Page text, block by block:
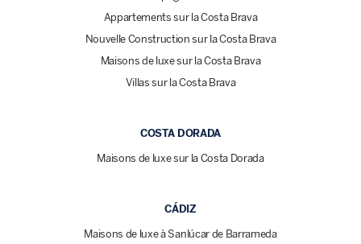
Appartements sur la Costa Brava
Nouvelle Construction sur la Costa Brava
Maisons de luxe sur la Costa Brava
Villas sur la Costa Brava
COSTA DORADA
Maisons de luxe sur la Costa Dorada
CÁDIZ
Maisons de luxe à Sanlúcar de Barrameda